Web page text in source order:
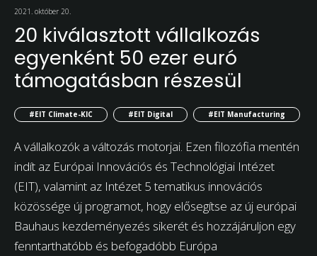
2021. október 20.
20 kiválasztott vállalkozás
egyenként 50 ezer euró
támogatásban részesül
#EIT Climate-KIC #EIT Digital #EIT Manufacturing
A vállalkozók a változás motorjai. Ezen filozófia mentén
indít az Európai Innovációs és Technológiai Intézet
(EIT), valamint az Intézet 5 tematikus innovációs
közössége új programot, hogy elősegítse az új európai
Bauhaus kezdeményezés sikerét és hozzájáruljon egy
fenntarthatóbb és befogadóbb Európa